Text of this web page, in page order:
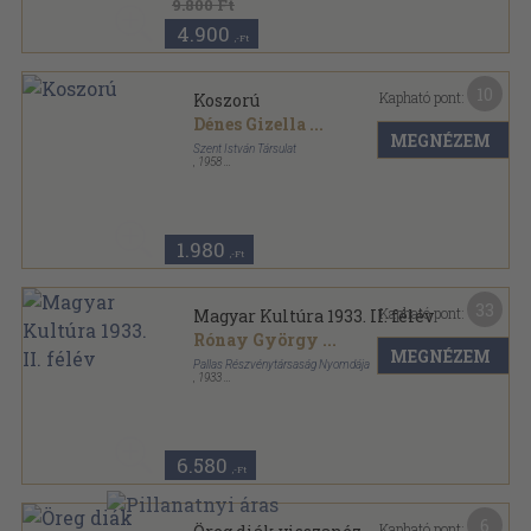
9.800 Ft
4.900 ,-Ft
Koszorú
Dénes Gizella ...
Szent István Társulat
1958
1.980 ,-Ft
Kapható pont:
MEGNÉZEM
Magyar Kultúra 1933. II. félév
Rónay György ...
Pallas Részvénytársaság Nyomdája
1933
6.580 ,-Ft
Kapható pont:
MEGNÉZEM